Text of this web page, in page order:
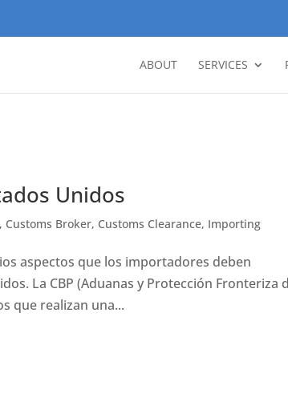
ABOUT SERVICES
Unidos
, Customs Broker, Customs Clearance, Importing
aspectos que los importadores deben
La CBP (Aduanas y Protección Fronteriza
que realizan una...